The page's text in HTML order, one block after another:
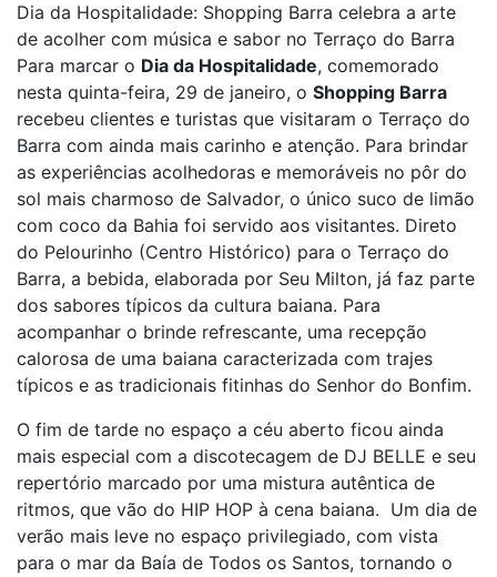
Dia da Hospitalidade: Shopping Barra celebra a arte
de acolher com música e sabor no Terraço do Barra
Para marcar o Dia da Hospitalidade, comemorado
nesta quinta-feira, 29 de janeiro, o Shopping Barra
recebeu clientes e turistas que visitaram o Terraço do
Barra com ainda mais carinho e atenção. Para brindar
as experiências acolhedoras e memoráveis no pôr do
sol mais charmoso de Salvador, o único suco de limão
com coco da Bahia foi servido aos visitantes. Direto
do Pelourinho (Centro Histórico) para o Terraço do
Barra, a bebida, elaborada por Seu Milton, já faz parte
dos sabores típicos da cultura baiana. Para
acompanhar o brinde refrescante, uma recepção
calorosa de uma baiana caracterizada com trajes
típicos e as tradicionais fitinhas do Senhor do Bonfim.
O fim de tarde no espaço a céu aberto ficou ainda
mais especial com a discotecagem de DJ BELLE e seu
repertório marcado por uma mistura autêntica de
ritmos, que vão do HIP HOP à cena baiana. Um dia de
verão mais leve no espaço privilegiado, com vista
para o mar da Baía de Todos os Santos, tornando o